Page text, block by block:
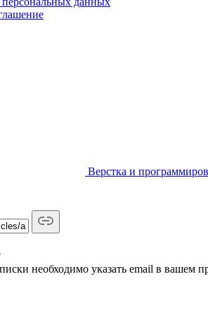
Верстка и
необходимо указать email в вашем